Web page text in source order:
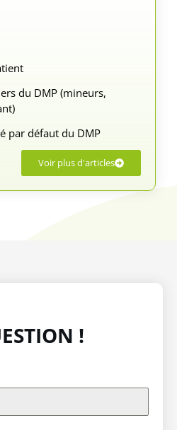
du DMP (mineurs,
par défaut du DMP
Voir plus d'articles
!